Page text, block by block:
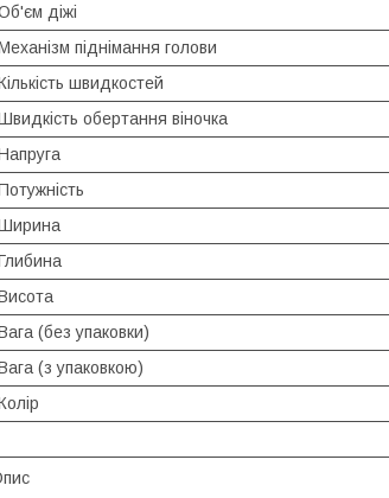
діжі
піднімання голови
швидкостей
обертання віночка
(без упаковки)
(з упаковкою)